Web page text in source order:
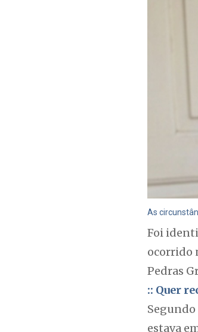
As
Foi
ocorrido
Pedras
:: Quer
Segundo
estava